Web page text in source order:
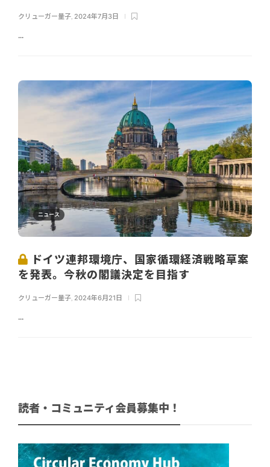
クリューガー量子 2024年7月3日
...
ニュース
ドイツ連邦環境庁、国家循環経済戦略草案
を発表。今秋の閣議決定を目指す
クリューガー量子 2024年6月21日
...
読者・コミュニティ会員募集中！